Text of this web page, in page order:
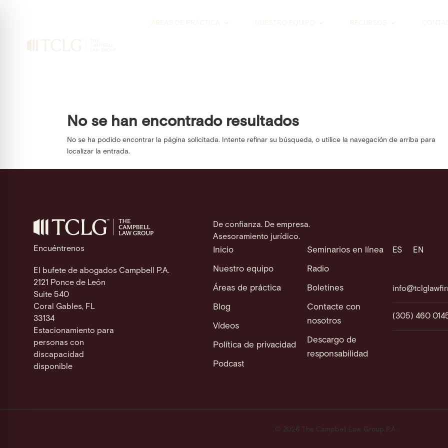
ÁREAS DE PRÁCTICA NUESTRO EQUIPO RECURSOS
No se han encontrado resultados
No se ha podido encontrar la página solicitada. Intente refinar su búsqueda, o utilice la navegación de arriba para
localizar la entrada.
De confianza. De empresa.
Asesoramiento jurídico.
Encuéntrenos
El bufete de abogados Campbell P.A.
2121 Ponce de León
Suite 540
Coral Gables, FL
33134
Estacionamiento para
personas con
discapacidad
disponible
Inicio
Nuestro equipo
Áreas de práctica
Blog
Vídeos
Política de privacidad
Podcast
Seminarios en línea
Radio
Boletines
Contacte con
nosotros
Descargo de
responsabilidad
ES EN
(305) 460
© 2026 The Campbell Law Group P.A.
Mode
Safe Mode